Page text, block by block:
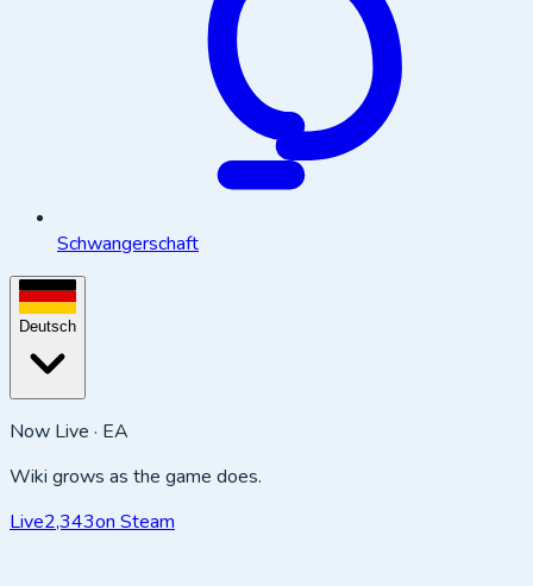
Schwangerschaft
Deutsch
Now Live · EA
Wiki grows as the game does.
Live2,343on Steam